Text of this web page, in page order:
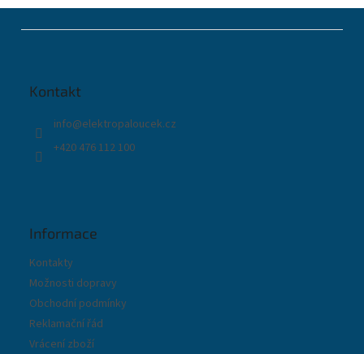
Kontakt
info@elektropaloucek.cz
+420 476 112 100
Informace
Kontakty
Možnosti dopravy
Obchodní podmínky
Reklamační řád
Vrácení zboží